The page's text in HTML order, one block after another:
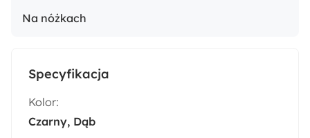
Na nóżkach
Specyfikacja
Kolor:
Czarny Dąb